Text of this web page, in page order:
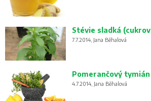
Stévie sladká
7.7.2014, Jana Běhalová
Pomerančový tymián
4.7.2014, Jana Běhalová